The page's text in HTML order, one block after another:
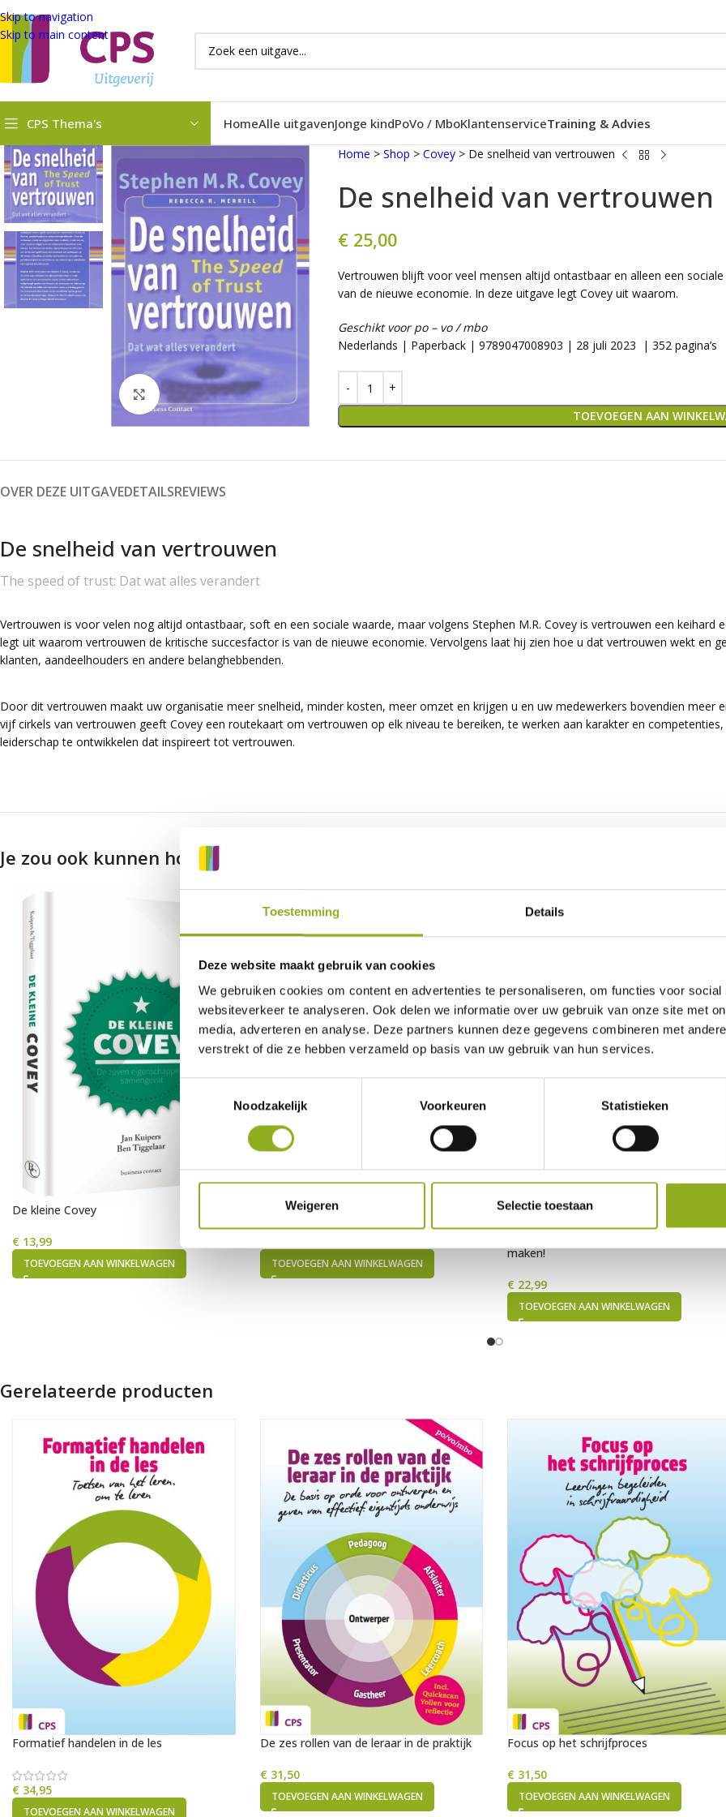
Toestemming Details
Deze website maakt gebruik van cookies
We gebruiken cookies om content en advertenties te personaliseren, om functies voor social
websiteverkeer te analyseren. Ook delen we informatie over uw gebruik van onze site met
media, adverteren en analyse. Deze partners kunnen deze gegevens combineren met
verstrekt of die ze hebben verzameld op basis van uw gebruik van hun services.
Toestemmingsselectie
Noodzakelijk
Voorkeuren Statistieken
Weigeren Selectie toestaan
Skip to navigation
Skip to main content
CPS Thema's HomeAlle uitgavenJonge kindPoVo / MboKlantenserviceTraining & Advies
Click to enlarge
Home >Shop >Covey > De snelheid van vertrouwen
De snelheid van vertrouwen
€ 25,00
Vertrouwen blijft voor veel mensen altijd ontastbaar en alleen een
van de nieuwe economie. In deze uitgave legt Covey uit waarom.
Geschikt voor po – vo / mbo
Nederlands | Paperback | 9789047008903 | 28 juli 2023 | 352 pagina’s
TOEVOEGEN AAN
OVER DEZE UITGAVEDETAILSREVIEWS
De snelheid van vertrouwen
The speed of trust: Dat wat alles verandert
Vertrouwen is voor velen nog altijd ontastbaar, soft en een sociale waarde, maar volgens Stephen M.R. Covey is vertrouwen een
legt uit waarom vertrouwen de kritische succesfactor is van de nieuwe economie. Vervolgens laat hij zien hoe u dat vertrouwen wekt en
klanten, aandeelhouders en andere belanghebbenden.
Door dit vertrouwen maakt uw organisatie meer snelheid, minder kosten, meer omzet en krijgen u en uw medewerkers bovendien meer
vijf cirkels van vertrouwen geeft Covey een routekaart om vertrouwen op elk niveau te bereiken, te werken aan karakter en
leiderschap te ontwikkelen dat inspireert tot vertrouwen.
Je zou ook kunnen houden van …
De kleine Covey
€ 13,99
TOEVOEGEN AAN WINKELWAGEN
De 7 eigenschappen van happy kids
TOEVOEGEN AAN WINKELWAGEN
maken!
€ 22,99
TOEVOEGEN AAN WINKELWAGEN
Gerelateerde producten
Formatief handelen in de les
€ 34,95
TOEVOEGEN AAN WINKELWAGEN
De zes rollen van de leraar in de praktijk
€31,50
TOEVOEGEN AAN WINKELWAGEN
Focus op het schrijfproces
€ 31,50
TOEVOEGEN AAN WINKELWAGEN